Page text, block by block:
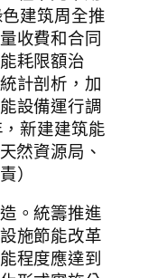
建筑周全推
收費和合同
耗限額治
計剖析，加
設備運行調
新建建筑能
然資源局、
）
。統籌推進
施節能改革
程度應達到